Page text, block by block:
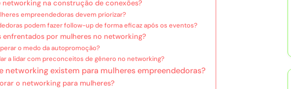
networking na construção de conexões?
empreendedoras devem priorizar?
podem fazer follow-up de forma eficaz após os eventos?
enfrentados por mulheres no networking?
o medo da autopromoção?
a lidar com preconceitos de gênero no networking?
networking existem para mulheres empreendedoras?
o networking para mulheres?